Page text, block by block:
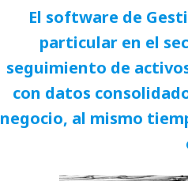
El software de
particular en el
seguimiento de
con datos
negocio, al mismo